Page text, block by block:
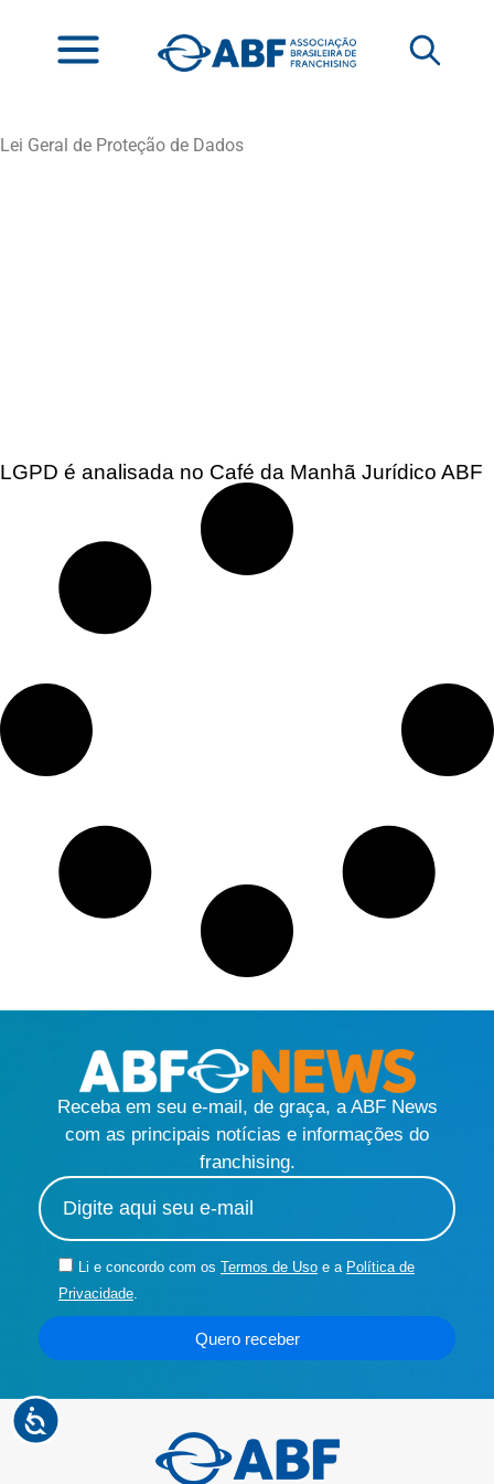
Lei Geral de Proteção de Dados
LGPD é analisada no Café da Manhã Jurídico ABF
Receba em seu e-mail, de graça, a ABF News
com as principais notícias e informações do
franchising.
Li e concordo com os Termos de Uso e a Política de
Privacidade.
Quero receber